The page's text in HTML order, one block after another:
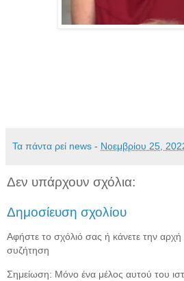
Τα πάντα ρεί news - Νοεμβρίου 25,
Δεν υπάρχουν σχόλια:
Δημοσίευση σχολίου
Αφήστε το σχόλιό σας ή κάνετε την αρχή
συζήτηση
Σημείωση: Μόνο ένα μέλος αυτού του